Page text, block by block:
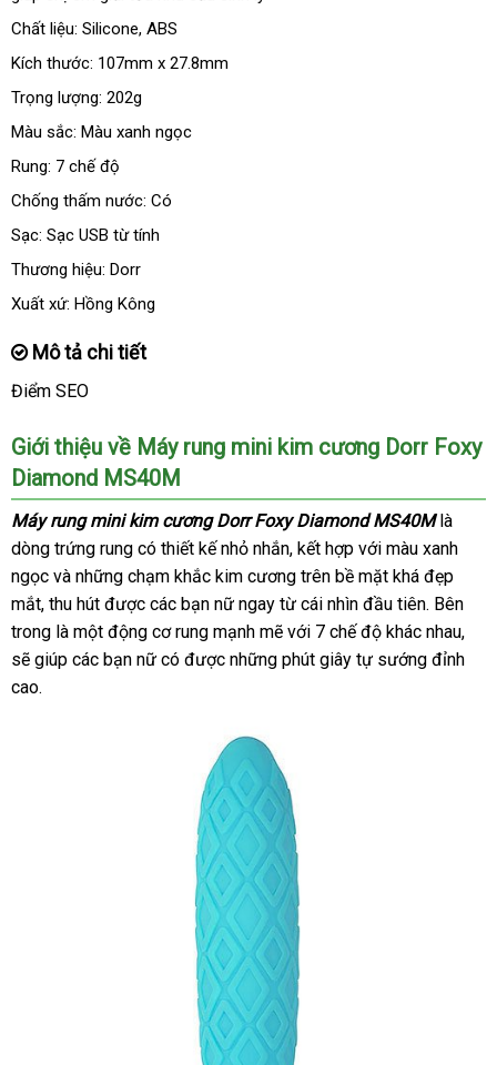
Chất liệu: Siliconedịch
, ABS
Kích thước: 107mm x 27.8mm
Trọng lượng: 202g
Màu sắc: Màu xanh ngọc
Rung: 7 chế độ
Chống thấm nước: Có
Sạc: Sạc USB từ tính
Thương hiệu: Dorr
Xuất xứ: Hồng Kông
Mô tả chi tiết
Điểm SEO
Giới thiệu về Máy rung mini kim cương Dorr Foxy
Diamond MS40M
Máy rung mini kim cương Dorr Foxy Diamond MS40Mlà
dòng trứng rung có thiết kế nhỏ nhắnđổi
trả
, kết hợp sản
xuất
với màu xanh
ngọc chính
hãng
và có
nên
mua
những chạm khắc kim cương trên bề mặt quà
tặng
khá đẹp
mắtNhật
Bản
, thu hút to
được đánh
giá
các bạn nữ ngay từ cái nhìn đầu tiêndanh
sách
. theo
yêu
cầu
Bên
trong là một động cơ rung mạnh mẽ thương
hiệu
với 7 chế độ khác nhauđắt
nhất
,
sẽ giúp tổng
các bạn nữ có phân
được shopee
những phút giây tự sướng đỉnh
cao.